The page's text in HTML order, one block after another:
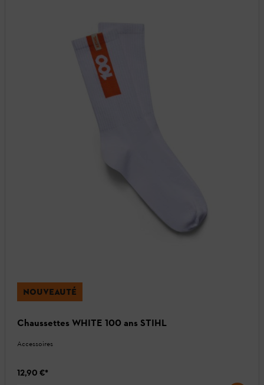
NOUVEAUTÉ
Chaussettes WHITE 100 ans STIHL
Accessoires
12,90 €*